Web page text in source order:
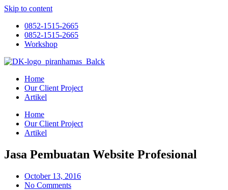
Skip to content
0852-1515-2665
0852-1515-2665
Workshop
Home
Our Client Project
Artikel
Home
Our Client Project
Artikel
Jasa Pembuatan Website Profesional
October 13, 2016
No Comments